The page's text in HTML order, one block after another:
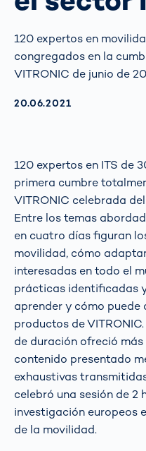
120 expertos en
congregados en la
VITRONIC de junio de
AKTUALISIERT AM:
20.06.2021
120 expertos en ITS de
primera cumbre
VITRONIC celebrada
Entre los temas
en cuatro días figuran
movilidad, cómo
interesadas en todo el
prácticas identificadas
aprender y cómo
productos de
de duración ofreció
contenido presentado
exhaustivas
celebró una sesión de 2
investigación europeos
de la movilidad.